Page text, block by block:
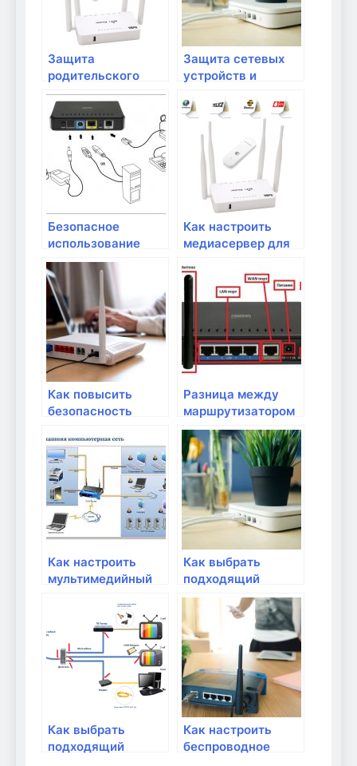
Защита
родительского
контроля и
мониторинга
активности в сети
Защита сетевых
устройств и
вирусов и хакеров
Безопасное
использование
облачных сервисов
и хранение данных
Как настроить
медиасервер для
контента на
устройства в
домашней сети?
Как повысить
безопасность
сети с помощью
роутера?
Разница между
маршрутизатором
и роутером: что
выбрать для
домашней сети?
Как настроить
мультимедийный
Как выбрать
подходящий
маршрутизатор
для домашней
сети?
Как выбрать
подходящий
Как настроить
беспроводное